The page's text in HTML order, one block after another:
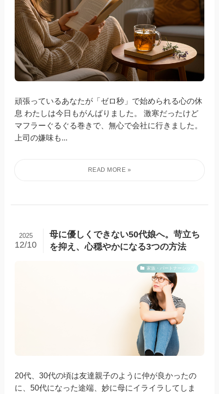
頑張っているあなたが「ゼロ秒」で始められる心の休
息 わたしは今日もがんばりました。 激寒だったけど
マフラーぐるぐる巻きで、無心で会社に行きました。
上司の嫌味も...
母に優しくできない50代娘へ。苛立ち
を抑え、心穏やかになる3つの方法
2025
12/10
家族・パートナーシップ
20代、30代の頃は友達親子のように仲が良かったの
に、50代になった途端、妙に母にイライラしてしま